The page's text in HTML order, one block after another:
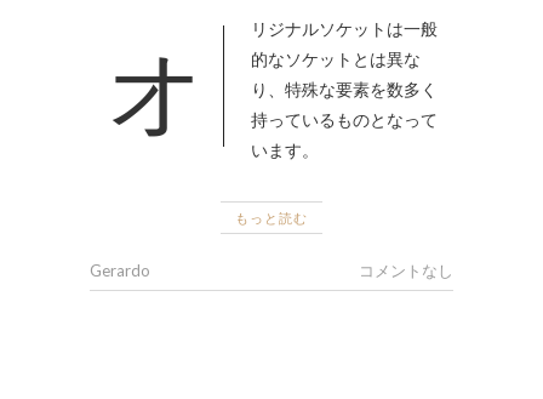
オリジナルソケットは一般
的なソケットとは異な
り、特殊な要素を数多く
持っているものとなって
います。
もっと読む
Gerardo コメントなし